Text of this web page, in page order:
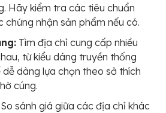
Hãy kiểm tra các tiêu chuẩn
chứng nhận sản phẩm nếu có.
Tìm địa chỉ cung cấp nhiều
từ kiểu dáng truyền thống
dễ dàng lựa chọn theo sở thích
cúng.
So sánh giá giữa các địa chỉ khác